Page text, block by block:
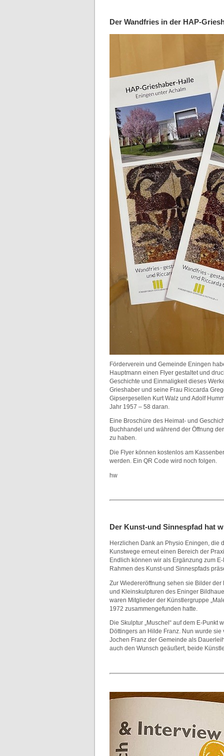
Der Wandfries in der HAP-
Förderverein und Gemeinde Eningen
Hauptmann einen Flyer gestaltet und
Geschichte und Einmaligkeit dieses
Grieshaber und seine Frau Riccarda
Gipsergesellen Kurt Walz und Adolf
Jahr 1957 – 58 daran.
Eine Broschüre des Heimat- und
Buchhandel und während der Öffnung
zu haben.
Die Flyer können kostenlos am
werden. Ein QR Code wird noch folgen.
hw
Der Kunst-und Sinnespfad hat
Herzlichen Dank an Physio Eningen, die
Kunstwege erneut einen Bereich der
Endlich können wir als Ergänzung zum
Rahmen des Kunst-und Sinnespfads
Zur Wiedereröffnung sehen sie Bilder
und Kleinskulpturen des Eninger
waren Mitglieder der Künstlergruppe
1972 zusammengefunden hatte.
Die Skulptur „Muschel“ auf dem E-Punkt
Döttingers an Hilde Franz. Nun wurde
Jochen Franz der Gemeinde als
auch den Wunsch geäußert, beide